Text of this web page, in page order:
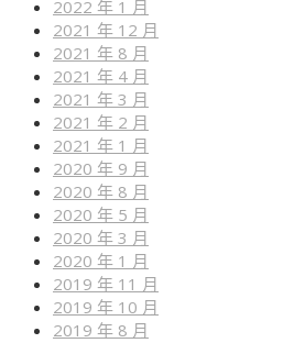
2022 年 1 月
2021 年 12 月
2021 年 8 月
2021 年 4 月
2021 年 3 月
2021 年 2 月
2021 年 1 月
2020 年 9 月
2020 年 8 月
2020 年 5 月
2020 年 3 月
2020 年 1 月
2019 年 11 月
2019 年 10 月
2019 年 8 月